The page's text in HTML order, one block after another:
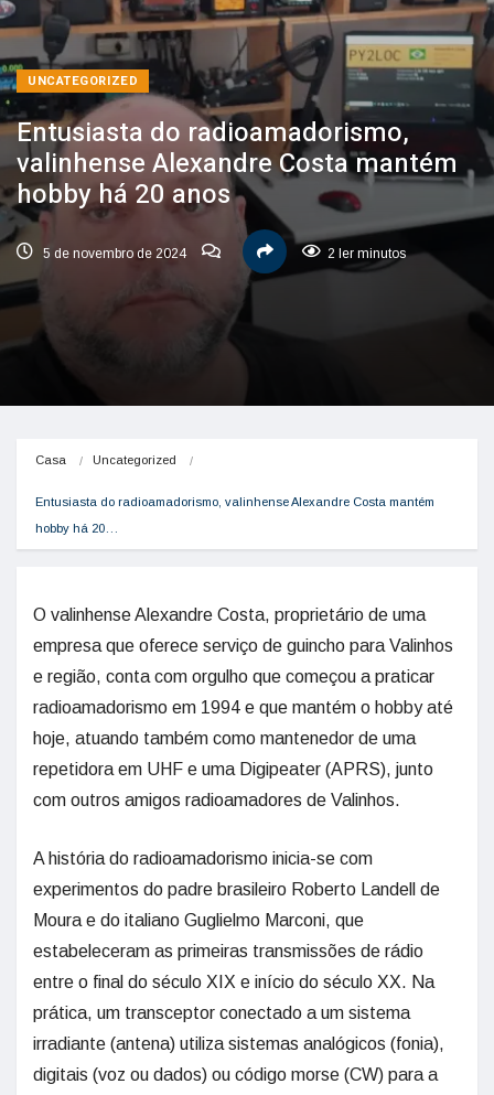
UNCATEGORIZED
Entusiasta do radioamadorismo,
valinhense Alexandre Costa mantém
hobby há 20 anos
5 de novembro de 2024 2 ler minutos
Casa Uncategorized
Entusiasta do radioamadorismo, valinhense Alexandre Costa mantém
hobby há 20…
O valinhense Alexandre Costa, proprietário de uma
empresa que oferece serviço de guincho para Valinhos
e região, conta com orgulho que começou a praticar
radioamadorismo em 1994 e que mantém o hobby até
hoje, atuando também como mantenedor de uma
repetidora em UHF e uma Digipeater (APRS), junto
com outros amigos radioamadores de Valinhos.
A história do radioamadorismo inicia-se com
experimentos do padre brasileiro Roberto Landell de
Moura e do italiano Guglielmo Marconi, que
estabeleceram as primeiras transmissões de rádio
entre o final do século XIX e início do século XX. Na
prática, um transceptor conectado a um sistema
irradiante (antena) utiliza sistemas analógicos (fonia),
digitais (voz ou dados) ou código morse (CW) para a